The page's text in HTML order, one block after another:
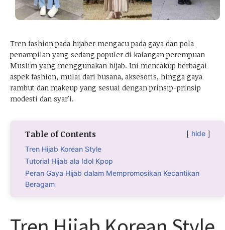
Tren fashion pada hijaber mengacu pada gaya dan pola
penampilan yang sedang populer di kalangan perempuan
Muslim yang menggunakan hijab. Ini mencakup berbagai
aspek fashion, mulai dari busana, aksesoris, hingga gaya
rambut dan makeup yang sesuai dengan prinsip-prinsip
modesti dan syar'i.
Table of Contents
hide
Tren Hijab Korean Style
Tutorial Hijab ala Idol Kpop
Peran Gaya Hijab dalam Mempromosikan Kecantikan
Beragam